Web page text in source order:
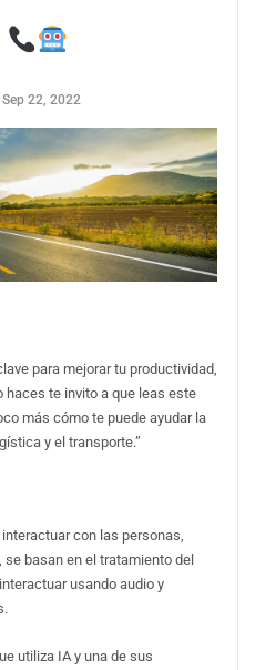
Sep 22, 2022
para mejorar tu productividad,
haces te invito a que leas este
más cómo te puede ayudar la
y el transporte.”
con las personas,
se basan en el tratamiento del
usando audio y
utiliza IA y una de sus